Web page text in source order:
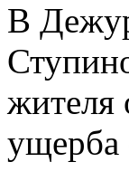
В
жителя
ущерба